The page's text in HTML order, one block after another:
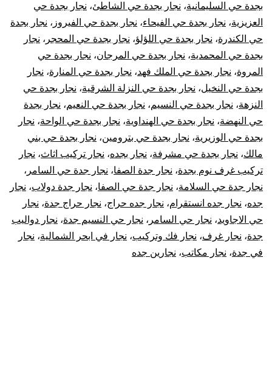
بجدة حي السليمانية، نجار بجدة حي الشاطئ، نجار بجدة حي
العزيزية، نجار بجدة حي الفيحاء، نجار بجدة حي الفيروز ، نجار بجدة
حي الكندرة، نجار بجدة حي اللؤلؤ، نجار بجدة حي المحجر ، نجار
بجدة حي المحمدية، نجار بجدة حي المرجان، نجار بجدة حي
المروة، نجار بجدة حي الملك فهد، نجار بجدة حي المنارة، نجار
بجدة حي النخيل، نجار بجدة حي النزلة الشرقية، نجار بجدة حي
النزهة، نجار بجدة حي النسيم، نجار بجدة حي النعيم، نجار بجدة
حي النهضة، نجار بجدة حي الهنداوية، نجار بجدة حي الواحة، نجار
بجدة حي الوزيرية، نجار بجدة حي بترومين، نجار بجدة حي بني
مالك، نجار بجدة حي مشرفة، نجار بجده، نجار تركيب اثاث، نجار
تركيب غرف نوم بجدة، نجار جدة الصفا، نجار جدة حي السامر ،
نجار جدة حي السلامة، نجار جدة حي الصفا، نجار جدة دولاب، نجار
جده، نجار جده انستقرام، نجار جده حراج، نجار حراج جدة، نجار
حي الاجاويد، نجار حي السامر ، نجار حي النسيم جدة، نجار دواليب
جدة، نجار غرف، نجار فك وتركيب، نجار في ابحر الشمالية، نجار
في جدة، نجار مكاتب، نجارين جده